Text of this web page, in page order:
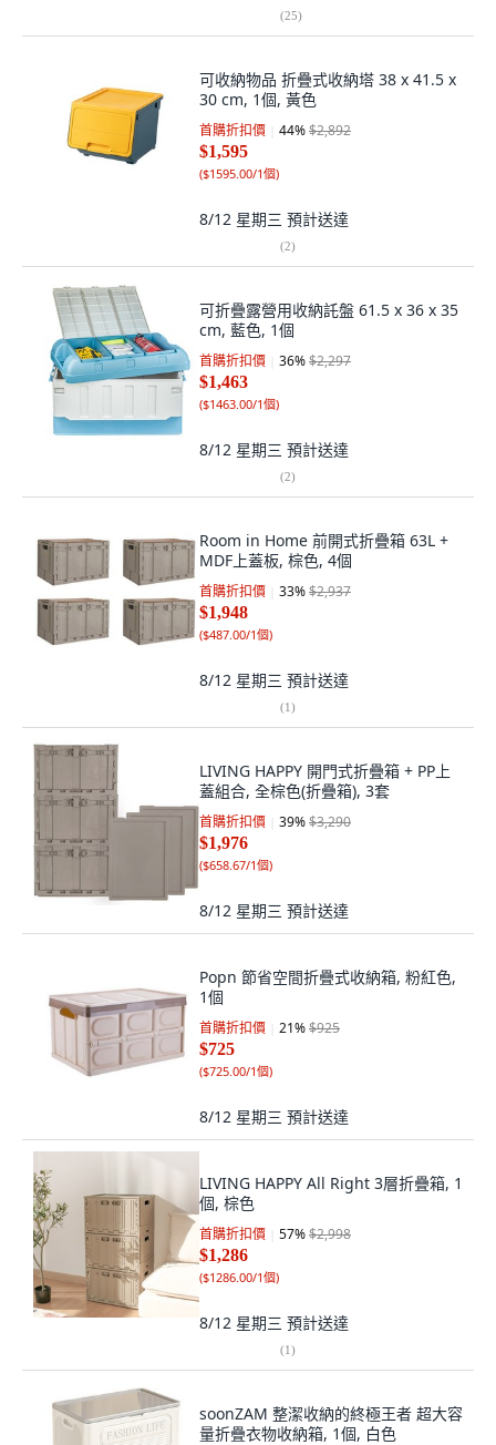
(25)
可收納物品 折疊式收納塔 38 x 41.5 x
30 cm, 1個, 黃色
首購折扣價 44%$2,892
$1,595
($1595.00/1個)
8/12 星期三 預計送達
(2)
可折疊露營用收納託盤 61.5 x 36 x 35
cm, 藍色, 1個
首購折扣價 36%$2,297
$1,463
($1463.00/1個)
8/12 星期三 預計送達
(2)
Room in Home 前開式折疊箱 63L +
MDF上蓋板, 棕色, 4個
首購折扣價 33%$2,937
$1,948
($487.00/1個)
8/12 星期三 預計送達
(1)
LIVING HAPPY 開門式折疊箱 + PP上
蓋組合, 全棕色(折疊箱), 3套
首購折扣價 39%$3,290
$1,976
($658.67/1個)
8/12 星期三 預計送達
Popn 節省空間折疊式收納箱, 粉紅色,
1個
首購折扣價 21%$925
$725
($725.00/1個)
8/12 星期三 預計送達
LIVING HAPPY All Right 3層折疊箱, 1
個, 棕色
首購折扣價 57%$2,998
$1,286
($1286.00/1個)
8/12 星期三 預計送達
(1)
soonZAM 整潔收納的終極王者 超大容
量折疊衣物收納箱, 1個, 白色